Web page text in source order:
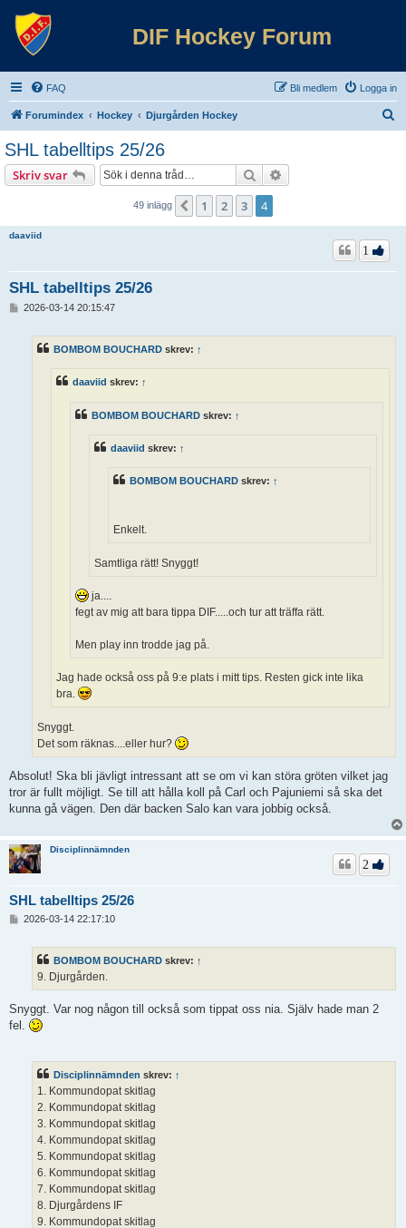
DIF Hockey Forum
FAQ Logga in
Bli medlem
Forumindex Hockey Djurgården Hockey
SHL tabelltips 25/26
Skriv svar Sök
49 inlägg Föregående
1 2 3 4
daaviid
SHL tabelltips 25/26
1
2026-03-14 20:15:47
BOMBOM BOUCHARD skrev: ↑
daaviid skrev: ↑
BOMBOM BOUCHARD skrev: ↑
daaviid skrev: ↑
BOMBOM BOUCHARD skrev: ↑
Enkelt.
Samtliga rätt! Snyggt!
ja....
fegt av mig att bara tippa DIF.....och tur att träffa rätt.
Men play inn trodde jag på.
Jag hade också oss på 9:e plats i mitt tips. Resten gick inte lika
bra.
Snyggt.
Det som räknas....eller hur?
Absolut! Ska bli jävligt intressant att se om vi kan störa gröten vilket jag
tror är fullt möjligt. Se till att hålla koll på Carl och Pajuniemi så ska det
kunna gå vägen. Den där backen Salo kan vara jobbig också.
Disciplinnämnden
SHL tabelltips 25/26
2
2026-03-14 22:17:10
BOMBOM BOUCHARD skrev: ↑
9. Djurgården.
Snyggt. Var nog någon till också som tippat oss nia. Själv hade man 2
fel.
Disciplinnämnden skrev: ↑
1. Kommundopat skitlag
2. Kommundopat skitlag
3. Kommundopat skitlag
4. Kommundopat skitlag
5. Kommundopat skitlag
6. Kommundopat skitlag
7. Kommundopat skitlag
8. Djurgårdens IF
9. Kommundopat skitlag